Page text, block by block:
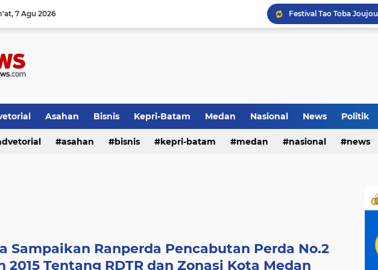
7 Agu 2026
Pemko Medan Raih
Asahan Bisnis Kepri-Batam Medan Nasional News Politik
asahan bisnis kepri-batam medan nasional news
Sampaikan Ranperda Pencabutan Perda No.2
2015 Tentang RDTR dan Zonasi Kota Medan